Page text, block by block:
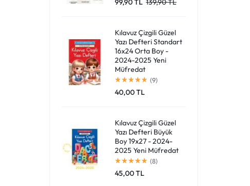
99,90TL 139,90TL
Kılavuz Çizgili Güzel
Yazı Defteri Standart
16x24 Orta Boy -
2024-2025 Yeni
Müfredat
(9)
40,00TL
Kılavuz Çizgili Güzel
Yazı Defteri Büyük
Boy 19x27 - 2024-
2025 Yeni Müfredat
(8)
45,00TL